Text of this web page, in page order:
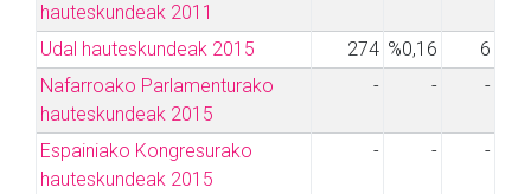
hauteskundeak 2011
Udal hauteskundeak 2015 274 %0,16
6
Nafarroako Parlamenturako
hauteskundeak 2015
- - -
Espainiako Kongresurako
hauteskundeak 2015
- - -